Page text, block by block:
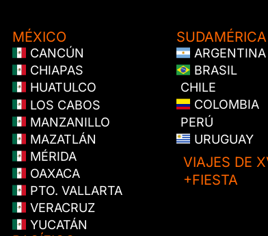
MÉXICO
CANCÚN
CHIAPAS
HUATULCO
LOS CABOS
MANZANILLO
MAZATLÁN
MÉRIDA
OAXACA
PTO. VALLARTA
VERACRUZ
YUCATÁN
SUDAMÉRICA
ARGENTINA
BRASIL
CHILE
COLOMBIA
PERÚ
URUGUAY
VIAJES DE
+FIESTA